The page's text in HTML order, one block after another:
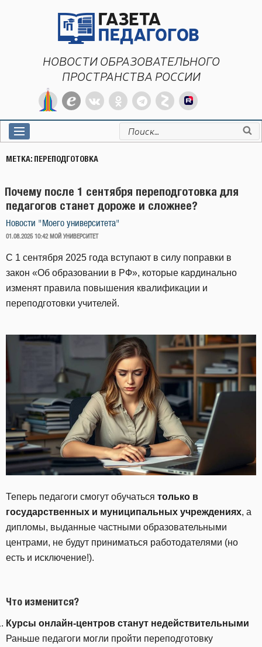
НОВОСТИ ОБРАЗОВАТЕЛЬНОГО
ПРОСТРАНСТВА РОССИИ
Искать:
МЕТКА: ПЕРЕПОДГОТОВКА
Почему после 1 сентября переподготовка для
педагогов станет дороже и сложнее?
Новости "Моего университета"
ОПУБЛИКОВАНО
01.08.2025 10:42 МОЙ УНИВЕРСИТЕТ
С 1 сентября 2025 года вступают в силу поправки в
закон «Об образовании в РФ», которые кардинально
изменят правила повышения квалификации и
переподготовки учителей.
Теперь педагоги смогут обучаться только в
государственных и муниципальных учреждениях, а
дипломы, выданные частными образовательными
центрами, не будут приниматься работодателями (но
есть и исключение!).
Что изменится?
Курсы онлайн-центров станут недействительными
Раньше педагоги могли пройти переподготовку